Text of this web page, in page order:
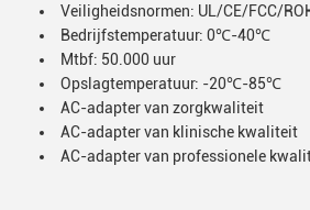
Veiligheidsnormen: UL/CE/FCC/
Bedrijfstemperatuur: 0℃-40℃
Mtbf: 50.000 uur
Opslagtemperatuur: -20℃-85℃
AC-adapter van zorgkwaliteit
AC-adapter van klinische kwaliteit
AC-adapter van professionele